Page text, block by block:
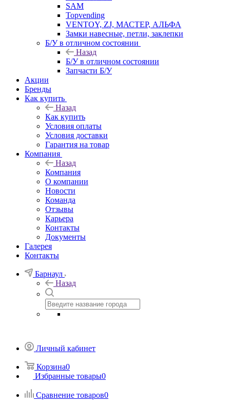
SAM
Topvending
VENTOY, ZJ, МАСТЕР, АЛЬФА
Замки навесные, петли, заклепки
Б/У в отличном состоянии
Назад
Б/У в отличном состоянии
Запчасти Б/У
Акции
Бренды
Как купить
Назад
Как купить
Условия оплаты
Условия доставки
Гарантия на товар
Компания
Назад
Компания
О компании
Новости
Команда
Отзывы
Карьера
Контакты
Документы
Галерея
Контакты
Барнаул
Назад
Личный кабинет
Корзина0
Избранные товары0
Сравнение товаров0